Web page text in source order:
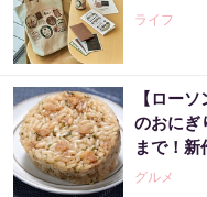
ライフ
【ロー
のおにぎ
まで！新
グルメ